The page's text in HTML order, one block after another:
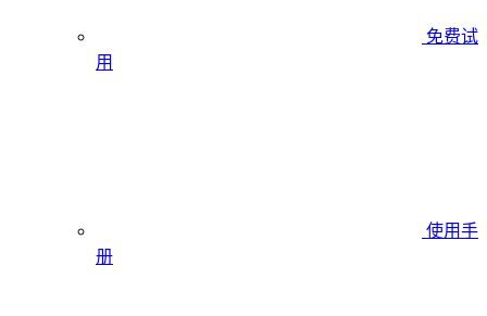
免费试
用
使用手
册